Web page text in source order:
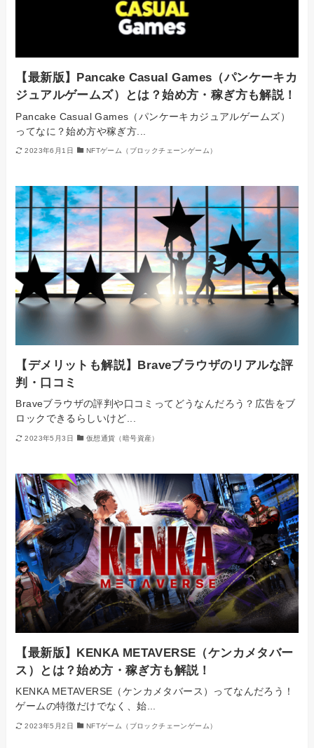
【最新版】Pancake Casual Games（パンケーキカ
ジュアルゲームズ）とは？始め方・稼ぎ方も解説！
Pancake Casual Games（パンケーキカジュアルゲームズ）
ってなに？始め方や稼ぎ方...
2023年6月1日 NFTゲーム（ブロックチェーンゲーム）
【デメリットも解説】Braveブラウザのリアルな評
判・口コミ
Braveブラウザの評判や口コミってどうなんだろう？広告をブ
ロックできるらしいけど...
2023年5月3日 仮想通貨（暗号資産）
【最新版】KENKA METAVERSE（ケンカメタバー
ス）とは？始め方・稼ぎ方も解説！
KENKA METAVERSE（ケンカメタバース）ってなんだろう！
ゲームの特徴だけでなく、始...
2023年5月2日 NFTゲーム（ブロックチェーンゲーム）